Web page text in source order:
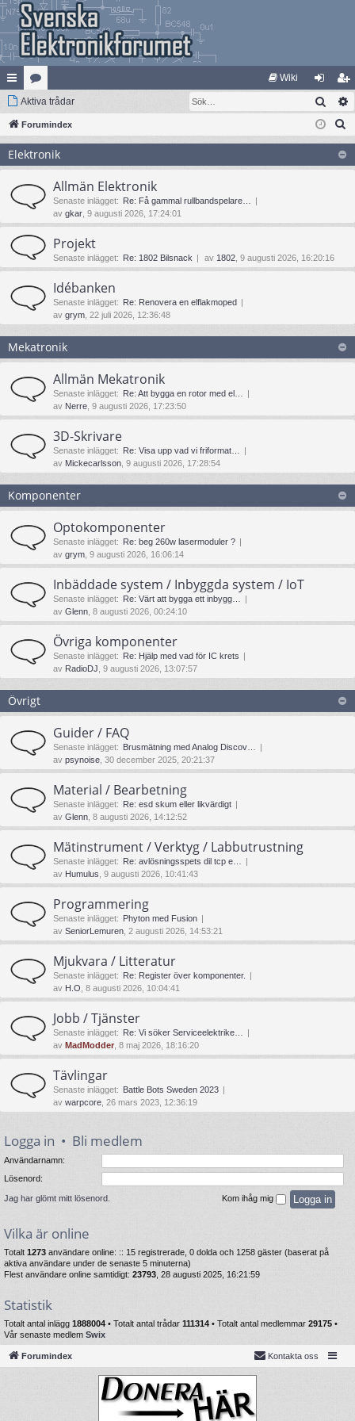
na
bb
lä
nk
ar
at
eg
ori
er
Wiki
og
ga
li
m
ed
le
Aktiva trådar Sök
Forumindex
Elektronik
Allmän Elektronik
Senaste inlägget: Re: Få gammal rullbandspelare…
av gkar , 9 augusti 2026, 17:24:01
Projekt
Senaste inlägget: Re: 1802 Bilsnack av 1802 , 9 augusti 2026, 16:20:16
Idébanken
Senaste inlägget: Re: Renovera en elflakmoped
av grym , 22 juli 2026, 12:36:48
Mekatronik
Allmän Mekatronik
Senaste inlägget: Re: Att bygga en rotor med el…
av Nerre , 9 augusti 2026, 17:23:50
3D-Skrivare
Senaste inlägget: Re: Visa upp vad vi friformat…
av Mickecarlsson , 9 augusti 2026, 17:28:54
Komponenter
Optokomponenter
Senaste inlägget: Re: beg 260w lasermoduler ?
av grym , 9 augusti 2026, 16:06:14
Inbäddade system / Inbyggda system / IoT
Senaste inlägget: Re: Värt att bygga ett inbygg…
av Glenn , 8 augusti 2026, 00:24:10
Övriga komponenter
Senaste inlägget: Re: Hjälp med vad för IC krets
av RadioDJ , 9 augusti 2026, 13:07:57
Övrigt
Guider / FAQ
Senaste inlägget: Brusmätning med Analog Discov…
av psynoise , 30 december 2025, 20:21:37
Material / Bearbetning
Senaste inlägget: Re: esd skum eller likvärdigt
av Glenn , 8 augusti 2026, 14:12:52
Mätinstrument / Verktyg / Labbutrustning
Senaste inlägget: Re: avlösningsspets dil tcp e…
av Humulus , 9 augusti 2026, 10:41:43
Programmering
Senaste inlägget: Phyton med Fusion
av SeniorLemuren , 2 augusti 2026, 14:53:21
Mjukvara / Litteratur
Senaste inlägget: Re: Register över komponenter.
av H.O , 8 augusti 2026, 10:04:41
Jobb / Tjänster
Senaste inlägget: Re: Vi söker Serviceelektrike…
av MadModder , 8 maj 2026, 18:16:20
Tävlingar
Senaste inlägget: Battle Bots Sweden 2023
av warpcore , 26 mars 2023, 12:36:19
Logga in • Bli medlem
Användarnamn:
Lösenord:
Jag har glömt mitt lösenord. Kom ihåg mig
Vilka är online
Totalt 1273 användare online: :: 15 registrerade, 0 dolda och 1258 gäster (baserat på
aktiva användare under de senaste 5 minuterna)
Flest användare online samtidigt: 23793 , 28 augusti 2025, 16:21:59
Statistik
Totalt antal inlägg 1888004 • Totalt antal trådar 111314 • Totalt antal medlemmar 29175 •
Vår senaste medlem Swix
Forumindex Kontakta oss